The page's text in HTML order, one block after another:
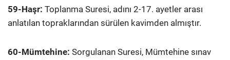
59-Haşr: Toplanma Suresi, adını 2-17. ayetler arası
anlatılan topraklarından sürülen kavimden almıştır.
60-Mümtehine: Sorgulanan Suresi, Mümtehine sınav